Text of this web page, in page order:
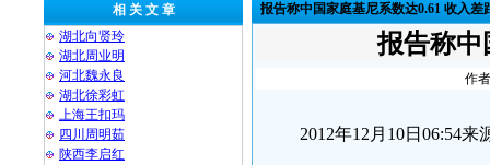
相 关 文 章
湖北向贤玲
湖北周业明
河北魏永良
湖北徐彩虹
上海王扣玛
四川周明茹
陕西李启红
报告称中国家庭基尼系数达0.61 收入差
报告称中
作
2012年12月10日06:54来